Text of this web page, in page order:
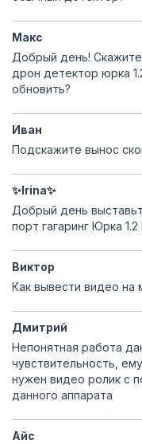
Макс
Добрый день!
дрон детектор юрка
обновить?
Иван
Подскажите вынос
✨Irina✨
Добрый день
порт гагаринг Юрка 1.2
Виктор
Как вывести видео на
Дмитрий
Непонятная работа
чувствительность,
нужен видео ролик с
данного аппарата
Айс